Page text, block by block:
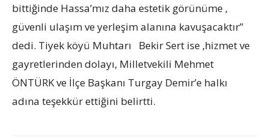
bittiğinde Hassa’mız daha estetik görünüme ,
güvenli ulaşım ve yerleşim alanına kavuşacaktır”
dedi. Tiyek köyü Muhtarı Bekir Sert ise ,hizmet ve
gayretlerinden dolayı, Milletvekili Mehmet
ÖNTÜRK ve İlçe Başkanı Turgay Demir’e halkı
adına teşekkür ettiğini belirtti.